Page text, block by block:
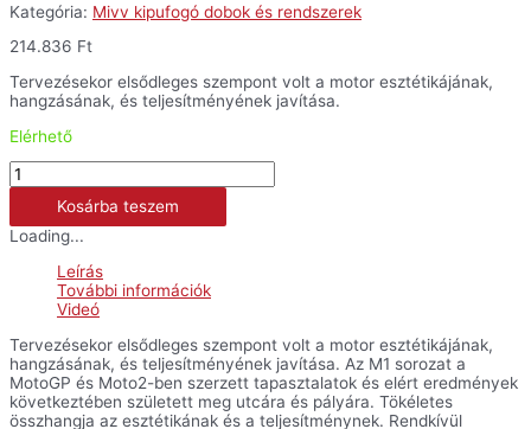
Kategória: Mivv kipufogó dobok és rendszerek
214.836 Ft
Tervezésekor elsődleges szempont volt a motor esztétikájának,
hangzásának, és teljesítményének javítása.
Elérhető
Mivv
X-
titán
kipufogó
'20
mennyiség
Kosárba teszem
Loading...
Leírás
További információk
Videó
Tervezésekor elsődleges szempont volt a motor esztétikájának,
hangzásának, és teljesítményének javítása. Az M1 sorozat a
MotoGP és Moto2-ben szerzett tapasztalatok és elért eredmények
következtében született meg utcára és pályára. Tökéletes
összhangja az esztétikának és a teljesítménynek. Rendkívül